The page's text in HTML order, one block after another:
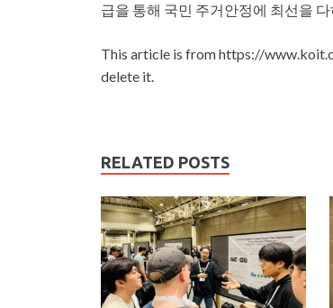
급을 통해 국민 주거안정에 최선을
This article is from https://
delete it.
RELATED POSTS